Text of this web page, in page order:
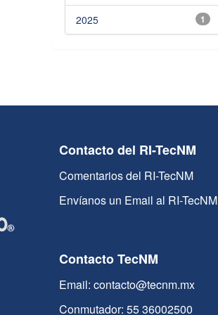
1
2025
Contacto del RI-TecNM
Comentarios del RI-TecNM
Envíanos un Email al RI-TecNM
Contacto TecNM
Email: contacto@tecnm.mx
Conmutador: 55 36002500